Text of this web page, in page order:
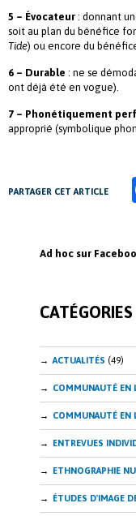
5 – Évocateur : donnant
soit au plan du bénéfice
Tide) ou encore du
6 – Durable : ne se
ont déjà été en vogue).
7 – Phonétiquement
approprié (symbolique
PARTAGER CET ARTICLE
Ad hoc sur
CATÉGORIES
ACTUALITÉS (49)
COMMUNAUTÉ EN
COMMUNAUTÉ EN
ENTREVUES
ETHNOGRAPHIE
ÉTUDES D'IMAGE